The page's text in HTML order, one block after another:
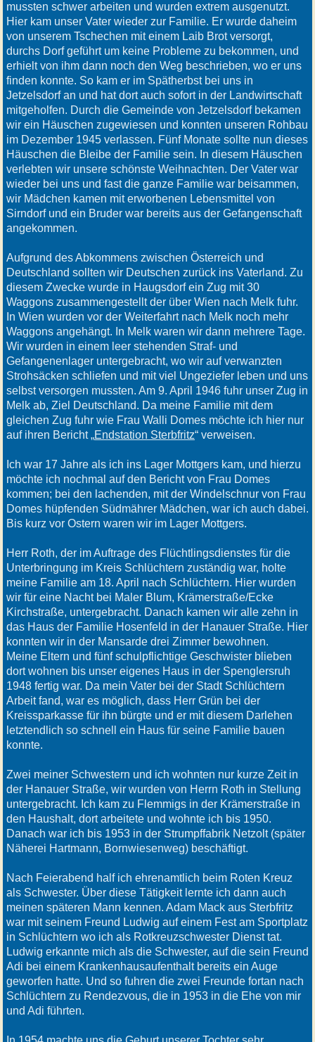
mussten schwer arbeiten und wurden extrem ausgenutzt.
Hier kam unser Vater wieder zur Familie. Er wurde daheim
von unserem Tschechen mit einem Laib Brot versorgt,
durchs Dorf geführt um keine Probleme zu bekommen, und
erhielt von ihm dann noch den Weg beschrieben, wo er uns
finden konnte. So kam er im Spätherbst bei uns in
Jetzelsdorf an und hat dort auch sofort in der Landwirtschaft
mitgeholfen. Durch die Gemeinde von Jetzelsdorf bekamen
wir ein Häuschen zugewiesen und konnten unseren Rohbau
im Dezember 1945 verlassen. Fünf Monate sollte nun dieses
Häuschen die Bleibe der Familie sein. In diesem Häuschen
verlebten wir unsere schönste Weihnachten. Der Vater war
wieder bei uns und fast die ganze Familie war beisammen,
wir Mädchen kamen mit erworbenen Lebensmittel von
Sirndorf und ein Bruder war bereits aus der Gefangenschaft
angekommen.
Aufgrund des Abkommens zwischen Österreich und
Deutschland sollten wir Deutschen zurück ins Vaterland. Zu
diesem Zwecke wurde in Haugsdorf ein Zug mit 30
Waggons zusammengestellt der über Wien nach Melk fuhr.
In Wien wurden vor der Weiterfahrt nach Melk noch mehr
Waggons angehängt. In Melk waren wir dann mehrere Tage.
Wir wurden in einem leer stehenden Straf- und
Gefangenenlager untergebracht, wo wir auf verwanzten
Strohsäcken schliefen und mit viel Ungeziefer leben und uns
selbst versorgen mussten. Am 9. April 1946 fuhr unser Zug in
Melk ab, Ziel Deutschland. Da meine Familie mit dem
gleichen Zug fuhr wie Frau Walli Domes möchte ich hier nur
auf ihren Bericht „Endstation Sterbfritz“ verweisen.
Ich war 17 Jahre als ich ins Lager Mottgers kam, und hierzu
möchte ich nochmal auf den Bericht von Frau Domes
kommen; bei den lachenden, mit der Windelschnur von Frau
Domes hüpfenden Südmährer Mädchen, war ich auch dabei.
Bis kurz vor Ostern waren wir im Lager Mottgers.
Herr Roth, der im Auftrage des Flüchtlingsdienstes für die
Unterbringung im Kreis Schlüchtern zuständig war, holte
meine Familie am 18. April nach Schlüchtern. Hier wurden
wir für eine Nacht bei Maler Blum, Krämerstraße/Ecke
Kirchstraße, untergebracht. Danach kamen wir alle zehn in
das Haus der Familie Hosenfeld in der Hanauer Straße. Hier
konnten wir in der Mansarde drei Zimmer bewohnen.
Meine Eltern und fünf schulpflichtige Geschwister blieben
dort wohnen bis unser eigenes Haus in der Spenglersruh
1948 fertig war. Da mein Vater bei der Stadt Schlüchtern
Arbeit fand, war es möglich, dass Herr Grün bei der
Kreissparkasse für ihn bürgte und er mit diesem Darlehen
letztendlich so schnell ein Haus für seine Familie bauen
konnte.
Zwei meiner Schwestern und ich wohnten nur kurze Zeit in
der Hanauer Straße, wir wurden von Herrn Roth in Stellung
untergebracht. Ich kam zu Flemmigs in der Krämerstraße in
den Haushalt, dort arbeitete und wohnte ich bis 1950.
Danach war ich bis 1953 in der Strumpffabrik Netzolt (später
Näherei Hartmann, Bornwiesenweg) beschäftigt.
Nach Feierabend half ich ehrenamtlich beim Roten Kreuz
als Schwester. Über diese Tätigkeit lernte ich dann auch
meinen späteren Mann kennen. Adam Mack aus Sterbfritz
war mit seinem Freund Ludwig auf einem Fest am Sportplatz
in Schlüchtern wo ich als Rotkreuzschwester Dienst tat.
Ludwig erkannte mich als die Schwester, auf die sein Freund
Adi bei einem Krankenhausaufenthalt bereits ein Auge
geworfen hatte. Und so fuhren die zwei Freunde fortan nach
Schlüchtern zu Rendezvous, die in 1953 in die Ehe von mir
und Adi führten.